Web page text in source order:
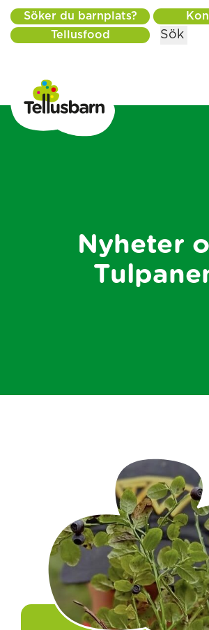
Söker du barnplats?
Tellusfood
Sök
Nyheter